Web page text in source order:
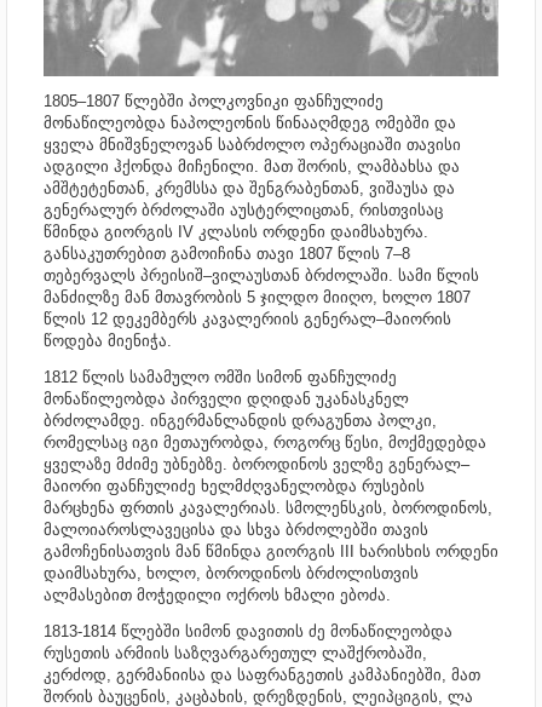
1805–1807 წლებში პოლკოვნიკი ფანჩულიძე
მონაწილეობდა ნაპოლეონის წინააღმდეგ ომებში და
ყველა მნიშვნელოვან საბრძოლო ოპერაციაში თავისი
ადგილი ჰქონდა მიჩენილი. მათ შორის, ლამბახსა და
ამშტეტენთან, კრემსსა და შენგრაბენთან, ვიშაუსა და
გენერალურ ბრძოლაში აუსტერლიცთან, რისთვისაც
წმინდა გიორგის IV კლასის ორდენი დაიმსახურა.
განსაკუთრებით გამოიჩინა თავი 1807 წლის 7–8
თებერვალს პრეისიშ–ვილაუსთან ბრძოლაში. სამი წლის
მანძილზე მან მთავრობის 5 ჯილდო მიიღო, ხოლო 1807
წლის 12 დეკემბერს კავალერიის გენერალ–მაიორის
წოდება მიენიჭა.
1812 წლის სამამულო ომში სიმონ ფანჩულიძე
მონაწილეობდა პირველი დღიდან უკანასკნელ
ბრძოლამდე. ინგერმანლანდის დრაგუნთა პოლკი,
რომელსაც იგი მეთაურობდა, როგორც წესი, მოქმედებდა
ყველაზე მძიმე უბნებზე. ბოროდინოს ველზე გენერალ–
მაიორი ფანჩულიძე ხელმძღვანელობდა რუსების
მარცხენა ფრთის კავალერიას. სმოლენსკის, ბოროდინოს,
მალოიაროსლავეცისა და სხვა ბრძოლებში თავის
გამოჩენისათვის მან წმინდა გიორგის III ხარისხის ორდენი
დაიმსახურა, ხოლო, ბოროდინოს ბრძოლისთვის
ალმასებით მოჭედილი ოქროს ხმალი ებოძა.
1813-1814 წლებში სიმონ დავითის ძე მონაწილეობდა
რუსეთის არმიის საზღვარგარეთულ ლაშქრობაში,
კერძოდ, გერმანიისა და საფრანგეთის კამპანიებში, მათ
შორის ბაუცენის, კაცბახის, დრეზდენის, ლეიპციგის, ლა